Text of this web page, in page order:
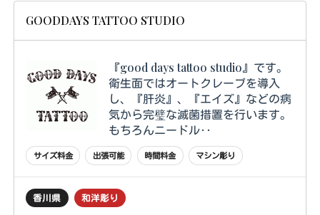
GOODDAYS TATTOO STUDIO
『good days tattoo studio』です。
衛生面ではオートクレーブを導入
し、『肝炎』、『エイズ』などの病
気から完璧な滅菌措置を行います。
もちろんニードル‥
サイズ料金 出張可能 時間料金 マシン彫り
香川県 和洋彫り